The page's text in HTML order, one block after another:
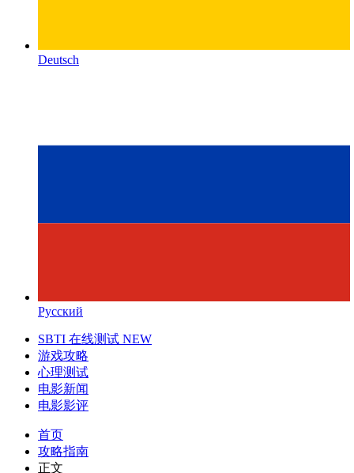
Deutsch
Русский
SBTI 在线测试 NEW
游戏攻略
心理测试
电影新闻
电影影评
首页
攻略指南
正文